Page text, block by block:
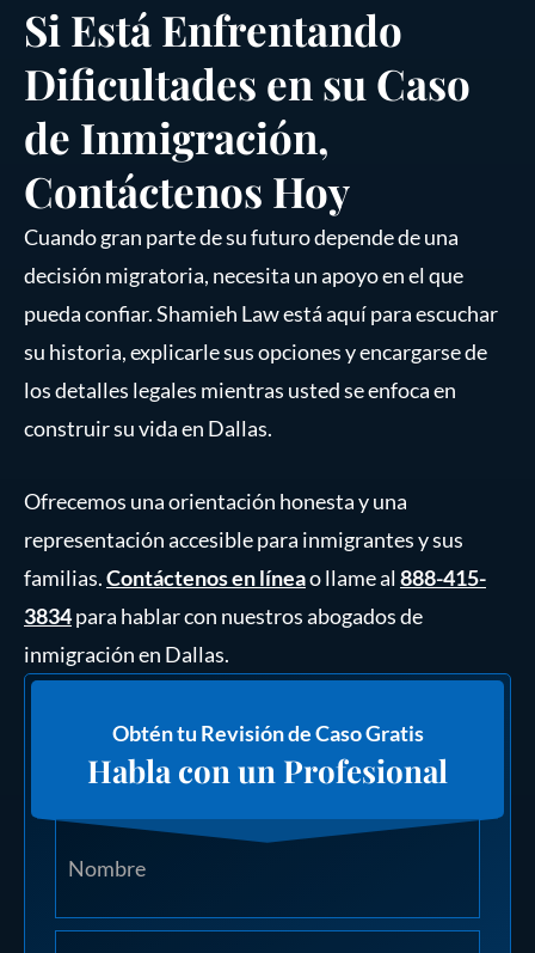
Si Está Enfrentando
Dificultades en su Caso
de Inmigración,
Contáctenos Hoy
Cuando gran parte de su futuro depende de una
decisión migratoria, necesita un apoyo en el que
pueda confiar. Shamieh Law está aquí para escuchar
su historia, explicarle sus opciones y encargarse de
los detalles legales mientras usted se enfoca en
construir su vida en Dallas.
Ofrecemos una orientación honesta y una
representación accesible para inmigrantes y sus
familias.Contáctenos en líneao llame al 888-415-
3834para hablar con nuestros abogados de
inmigración en Dallas.
Obtén tu Revisión de Caso Gratis
Habla con un Profesional